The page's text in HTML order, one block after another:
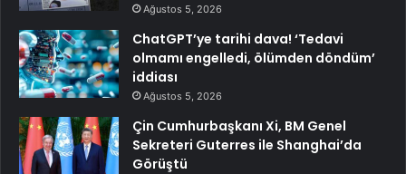
Ağustos 5, 2026
ChatGPT’ye tarihi dava! ‘Tedavi
olmamı engelledi, ölümden döndüm’
iddiası
Ağustos 5, 2026
Çin Cumhurbaşkanı Xi, BM Genel
Sekreteri Guterres ile Shanghai’da
Görüştü